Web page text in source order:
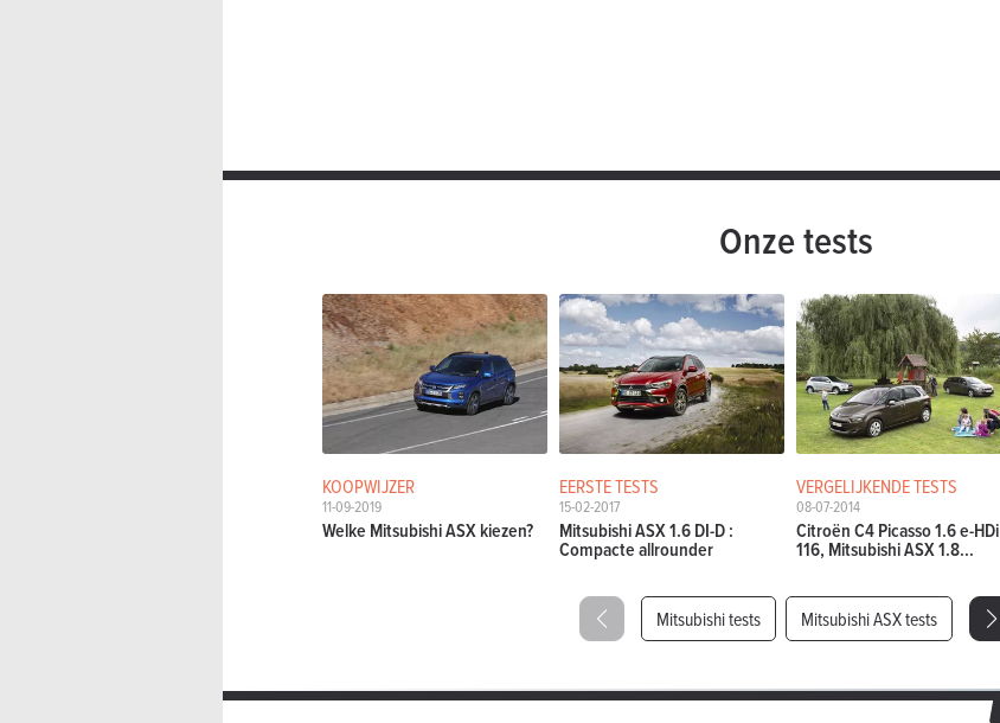
Onze tests
KOOPWIJZER
11-09-2019
Welke Mitsubishi ASX kiezen?
EERSTE TESTS
15-02-2017
Mitsubishi ASX 1.6 DI-D :
Compacte allrounder
VERGELIJKENDE TESTS
08-07-2014
Citroën C4 Picasso 1.6 e-HDi
116, Mitsubishi ASX 1.8...
Mitsubishi tests Mitsubishi ASX tests